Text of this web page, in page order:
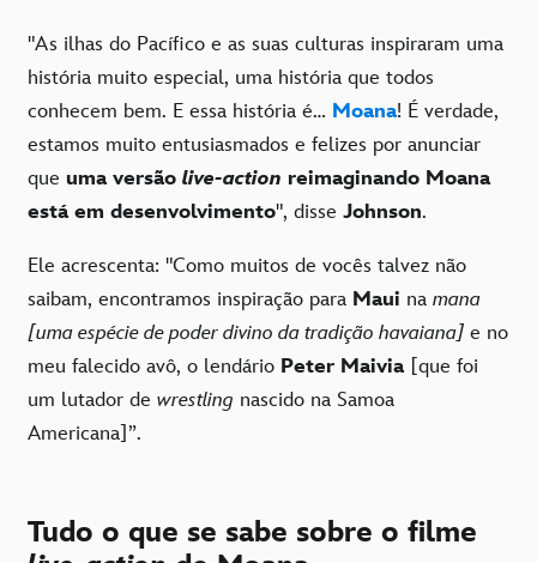
"As ilhas do Pacífico e as suas culturas inspiraram uma
história muito especial, uma história que todos
conhecem bem. E essa história é… Moana! É verdade,
estamos muito entusiasmados e felizes por anunciar
que uma versão live-action reimaginando Moana
está em desenvolvimento", disse Johnson.
Ele acrescenta: "Como muitos de vocês talvez não
saibam, encontramos inspiração para Maui na mana
[uma espécie de poder divino da tradição havaiana] e no
meu falecido avô, o lendário Peter Maivia[que foi
um lutador de wrestling nascido na Samoa
Americana]”.
Tudo o que se sabe sobre o filme